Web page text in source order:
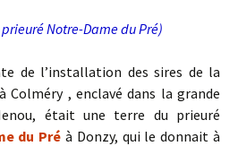
Notre-Dame du Pré)
de l’installation des sires de la
à Colméry , enclavé dans la grande
était une terre du prieuré
du Pré à Donzy, qui le donnait à